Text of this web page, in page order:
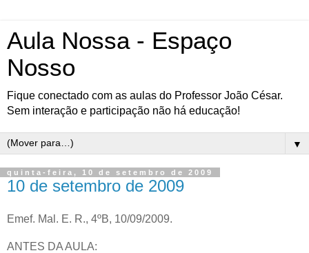
Aula Nossa - Espaço
Nosso
Fique conectado com as aulas do Professor João César.
Sem interação e participação não há educação!
▼
quinta-feira, 10 de setembro de 2009
10 de setembro de 2009
Emef. Mal. E. R., 4ºB, 10/09/2009.
ANTES DA AULA: